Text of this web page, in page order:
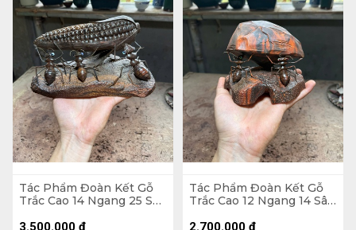
Tác Phẩm Đoàn Kết Gỗ
Trắc Cao 14 Ngang 25 Sâu
3.500.000 ₫
Tác Phẩm Đoàn Kết Gỗ
Trắc Cao 12 Ngang 14 Sâu
2.700.000 ₫